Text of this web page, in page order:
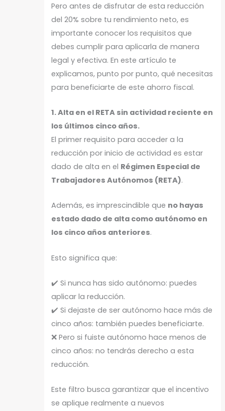
Pero antes de disfrutar de esta reducción
del 20% sobre tu rendimiento neto, es
importante conocer los requisitos que
debes cumplir para aplicarla de manera
legal y efectiva. En este artículo te
explicamos, punto por punto, qué necesitas
para beneficiarte de este ahorro fiscal.
1. Alta en el RETA sin actividad reciente en
los últimos cinco años.
El primer requisito para acceder a la
reducción por inicio de actividad es estar
dado de alta en el Régimen Especial de
Trabajadores Autónomos (RETA).
Además, es imprescindible que no hayas
estado dado de alta como autónomo en
los cinco años anteriores.
Esto significa que:
✔️ Si nunca has sido autónomo: puedes
aplicar la reducción.
✔️ Si dejaste de ser autónomo hace más de
cinco años: también puedes beneficiarte.
❌ Pero si fuiste autónomo hace menos de
cinco años: no tendrás derecho a esta
reducción.
Este filtro busca garantizar que el incentivo
se aplique realmente a nuevos